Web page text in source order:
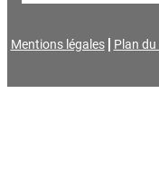
Mentions légales Plan du